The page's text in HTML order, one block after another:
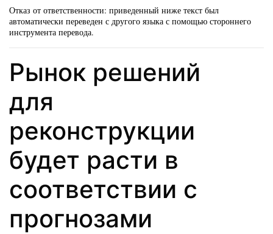
Отказ от ответственности: приведенный ниже текст был
автоматически переведен с другого языка с помощью стороннего
инструмента перевода.
Рынок решений
для
реконструкции
будет расти в
соответствии с
прогнозами